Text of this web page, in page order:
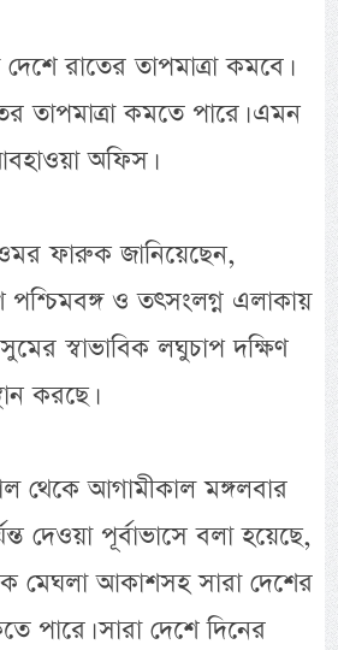
রাতের তাপমাত্রা কমবে।
তাপমাত্রা কমতে পারে। এমন
অফিস।
ফারুক জানিয়েছেন,
পশ্চিমবঙ্গ ও তৎসংলগ্ন এলাকায়
স্বাভাবিক লঘুচাপ দক্ষিণ
করছে।
আগামীকাল মঙ্গলবার
দেওয়া পূর্বাভাসে বলা হয়েছে,
মেঘলা আকাশসহ সারা দেশের
পারে। সারা দেশে দিনের